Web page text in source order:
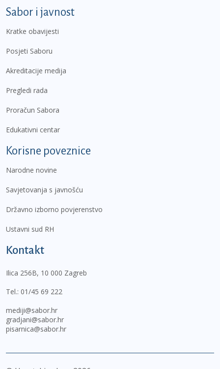
Sabor i javnost
Kratke obavijesti
Posjeti Saboru
Akreditacije medija
Pregledi rada
Proračun Sabora
Edukativni centar
Korisne poveznice
Narodne novine
Savjetovanja s javnošću
Državno izborno povjerenstvo
Ustavni sud RH
Kontakt
Ilica 256B, 10 000 Zagreb
Tel.: 01/45 69 222
mediji@sabor.hr
gradjani@sabor.hr
pisarnica@sabor.hr